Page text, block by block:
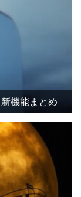
機能まとめ